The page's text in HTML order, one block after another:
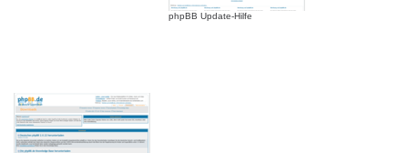
phpBB Update-Hilfe